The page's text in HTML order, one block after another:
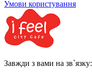
Умови користування
Завжди з вами на зв`язку: